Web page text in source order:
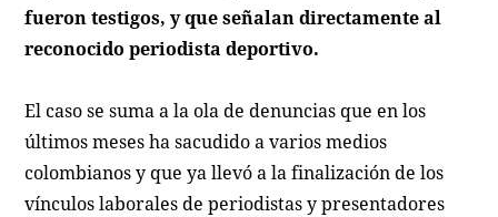
fueron testigos, y que señalan directamente al
reconocido periodista deportivo.
El caso se suma a la ola de denuncias que en los
últimos meses ha sacudido a varios medios
colombianos y que ya llevó a la finalización de los
vínculos laborales de periodistas y presentadores